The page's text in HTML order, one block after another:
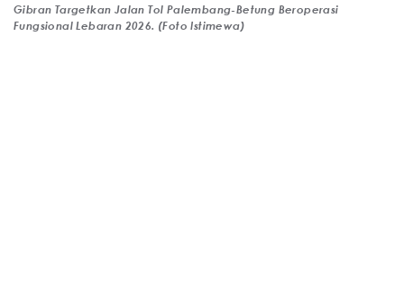
Gibran Targetkan Jalan Tol Palembang-Betung Beroperasi
Fungsional Lebaran 2026. (Foto Istimewa)